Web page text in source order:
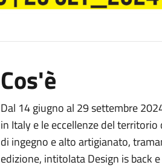
Cos'è
Dal 14 giugno al 29 settembre
in Italy e le eccellenze del
di ingegno e alto artigianato,
edizione, intitolata Design is back